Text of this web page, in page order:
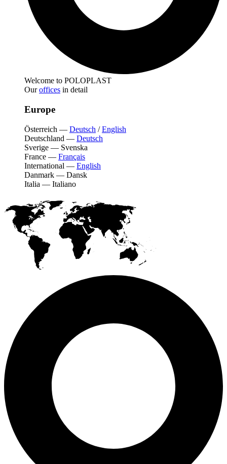
Welcome to POLOPLAST
Ouroffices in detail
Europe
Österreich — Deutsch /English
Deutschland — Deutsch
Sverige — Svenska
France — Français
International — English
Danmark — Dansk
Italia — Italiano